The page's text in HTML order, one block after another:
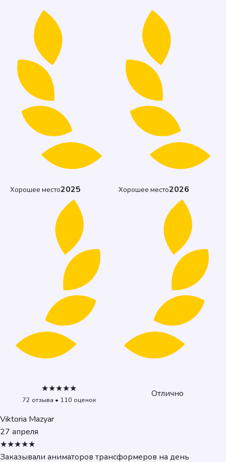
★★★★★
72 отзыва • 110 оценок
Хорошее место2025 Хорошее место2026
Отлично
Viktoria Mazyar
27 апреля
★★★★★
Заказывали аниматоров трансформеров на день